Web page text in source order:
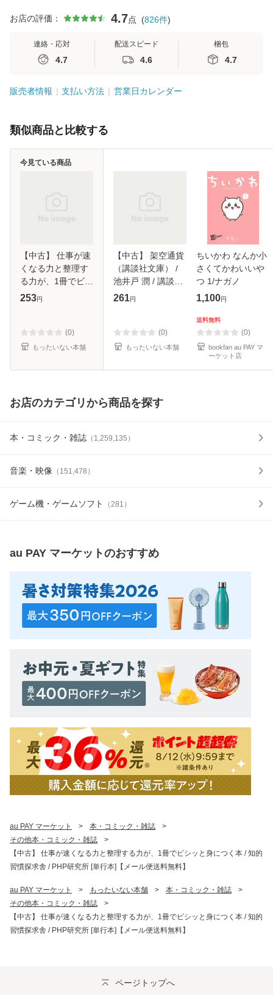
お店の評価： 4.7点 (826件)
連絡・応対
4.7
配送スピード
4.6
梱包
4.7
販売者情報 支払い方法 営業日カレンダー
類似商品と比較する
【中古】 仕事が速
くなる力と整理す
る力が、1冊でビシ
ッと身につく本 /
本]【メール便送料
無料】
253円
(0)
もったいない本舗
今見ている商品
【中古】 架空通貨
（講談社文庫） /
池井戸 潤 / 講談社
[文庫]【メール便送
261円
(0)
もったいない本舗
ちいかわ なんか小
さくてかわいいや
つ 1/ナガノ
1,100円
送料無料
(0)
bookfan au PAY マ
ーケット店
お店のカテゴリから商品を探す
本・コミック・雑誌 （ 1,259,135 ）
音楽・映像 （ 151,478 ）
ゲーム機・ゲームソフト （281 ）
au PAY マーケットのおすすめ
au PAY マーケット > 本・コミック・雑誌
>
その他本・コミック・雑誌
>
【中古】 仕事が速くなる力と整理する力が、1冊でビシッと身につく本 / 知的
習慣探求舎 / PHP研究所 [単行本]【メール便送料無料】
au PAY マーケット > もったいない本舗 > 本・コミック・雑誌
>
その他本・コミック・雑誌
>
【中古】 仕事が速くなる力と整理する力が、1冊でビシッと身につく本 / 知的
習慣探求舎 / PHP研究所 [単行本]【メール便送料無料】
ページトップへ